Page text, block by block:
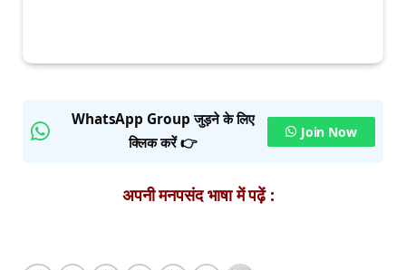
WhatsApp Group जुड़ने के लिए
क्लिक करें 👉
Join Now
अपनी मनपसंद भाषा में पढ़ें :